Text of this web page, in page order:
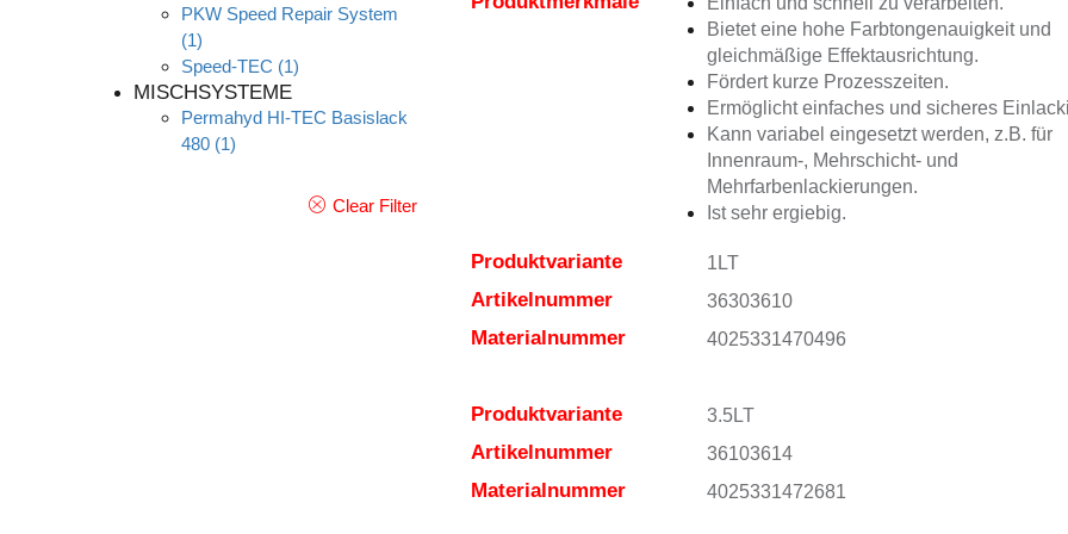
PKW Speed Repair System
(1)
Speed-TEC (1)
MISCHSYSTEME
Permahyd HI-TEC Basislack
480 (1)
Clear Filter
Bietet eine hohe Farbtongenauigkeit und
gleichmäßige Effektausrichtung.
Fördert kurze Prozesszeiten.
Ermöglicht einfaches und sicheres
Kann variabel eingesetzt werden, z.B. für
Innenraum-, Mehrschicht- und
Mehrfarbenlackierungen.
Ist sehr ergiebig.
Produktvariante 1LT
Artikelnummer 36303610
Materialnummer 4025331470496
Produktvariante 3.5LT
Artikelnummer 36103614
Materialnummer 4025331472681